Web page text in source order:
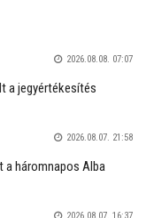
2026.08.08. 07:07
a jegyértékesítés
2026.08.07. 21:58
a háromnapos Alba
2026.08.07. 16:37